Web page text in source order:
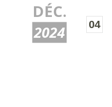
DÉC.
2024 04